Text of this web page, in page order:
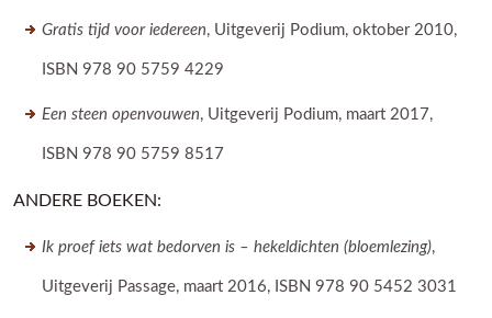
Gratis tijd voor iedereen, Uitgeverij Podium, oktober 2010,
ISBN 978 90 5759 4229
Een steen openvouwen, Uitgeverij Podium, maart 2017,
ISBN 978 90 5759 8517
ANDERE BOEKEN:
Ik proef iets wat bedorven is – hekeldichten (bloemlezing),
Uitgeverij Passage, maart 2016, ISBN 978 90 5452 3031